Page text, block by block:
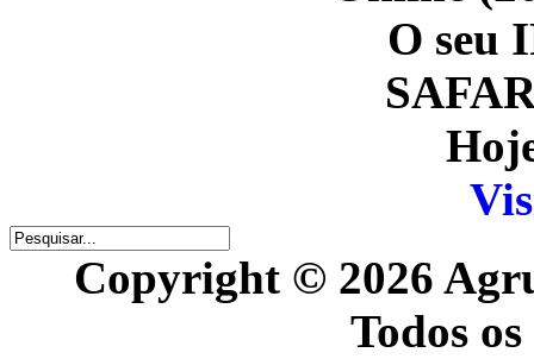
O seu
Copyright © 2026
Todos